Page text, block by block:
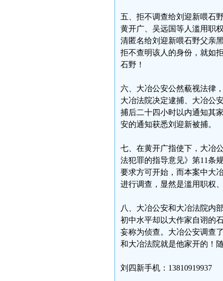
五、拒不调查给刘迎新喂石
黄开广、吴远国等人滥用职
清匿名给刘迎新喂石野父亲
拒不查明该人的身份，就如
石野！
六、大冶公安公然藐视法律
大冶法院决定逮捕、大冶公
捕后二十四小时以内通知其
安的通知获悉刘迎新被捕。
七、在黄开广指使下，大冶
法犯罪的指导意见》第11条
要求方可开始，而本案中大
进行调查，显然是滥用职权
八、大冶公安和大冶法院内
初中水平却以大作家自诩的
妄称为侦查。大冶公安调查
和大冶法院就是他家开的！
刘四新手机：13810919937